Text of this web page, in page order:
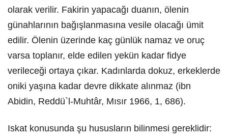
olarak verilir. Fakirin yapacağı duanın, ölenin
günahlarının bağışlanmasına vesile olacağı ümit
edilir. Ölenin üzerinde kaç günlük namaz ve oruç
varsa toplanır, elde edilen yekün kadar fidye
verileceği ortaya çıkar. Kadınlarda dokuz, erkeklerde
oniki yaşına kadar devre dikkate alınmaz (ibn
Abidin, Reddü`l-Muhtâr, Mısır 1966, 1, 686).
Iskat konusunda şu hususların bilinmesi gereklidir: